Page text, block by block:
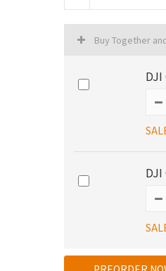
Buy Together
DJI
DJI